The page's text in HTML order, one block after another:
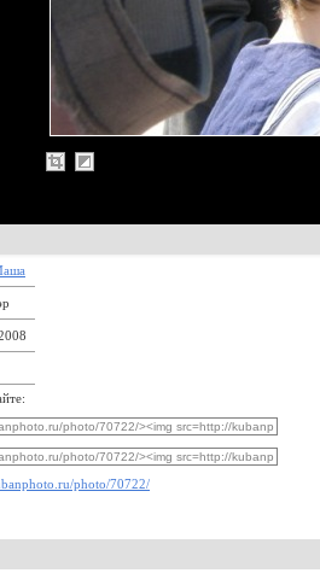
photo/70722/